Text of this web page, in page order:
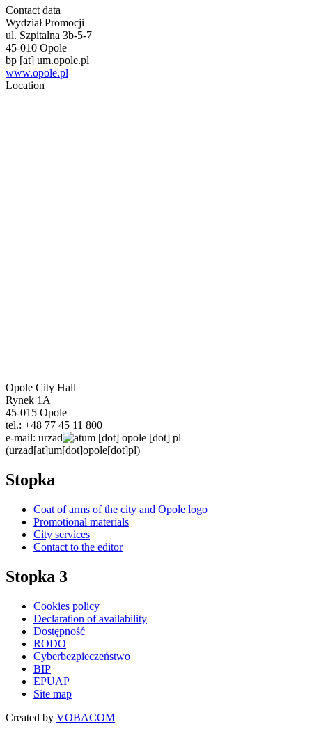
Contact data
Wydział Promocji
ul. Szpitalna 3b-5-7
45-010 Opole
bp [at] um.opole.pl
www.opole.pl
Location
Opole City Hall
Rynek 1A
45-015 Opole
tel.: +48 77 45 11 800
e-mail: urzad um [dot] opole [dot] pl
(urzad[at]um[dot]opole[dot]pl)
Stopka
Coat of arms of the city and Opole logo
Promotional materials
City services
Contact to the editor
Stopka 3
Cookies policy
Declaration of availability
Dostępność
RODO
Cyberbezpieczeństwo
BIP
EPUAP
Site map
Created by VOBACOM